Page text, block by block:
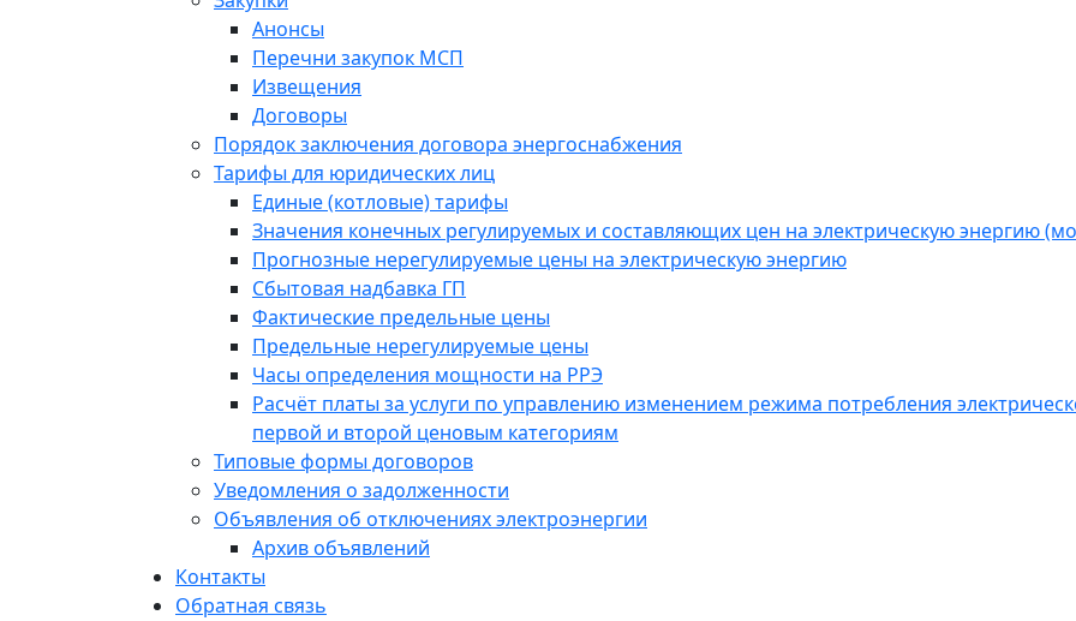
Анонсы
Перечни закупок МСП
Извещения
Договоры
Порядок заключения договора энергоснабжения
Тарифы для юридических лиц
Единые (котловые) тарифы
Значения конечных регулируемых и составляющих цен на электрическую энергию
Прогнозные нерегулируемые цены на электрическую энергию
Сбытовая надбавка ГП
Фактические предельные цены
Предельные нерегулируемые цены
Часы определения мощности на РРЭ
Расчёт платы за услуги по управлению изменением режима потребления
первой и второй ценовым категориям
Типовые формы договоров
Уведомления о задолженности
Объявления об отключениях электроэнергии
Архив объявлений
Контакты
Обратная связь